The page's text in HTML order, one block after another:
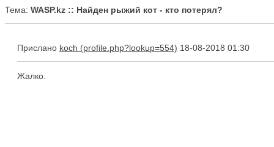
Тема: WASP.kz :: Найден рыжий кот - кто потерял?
Прислано koch 18-08-2018 01:30
Жалко.